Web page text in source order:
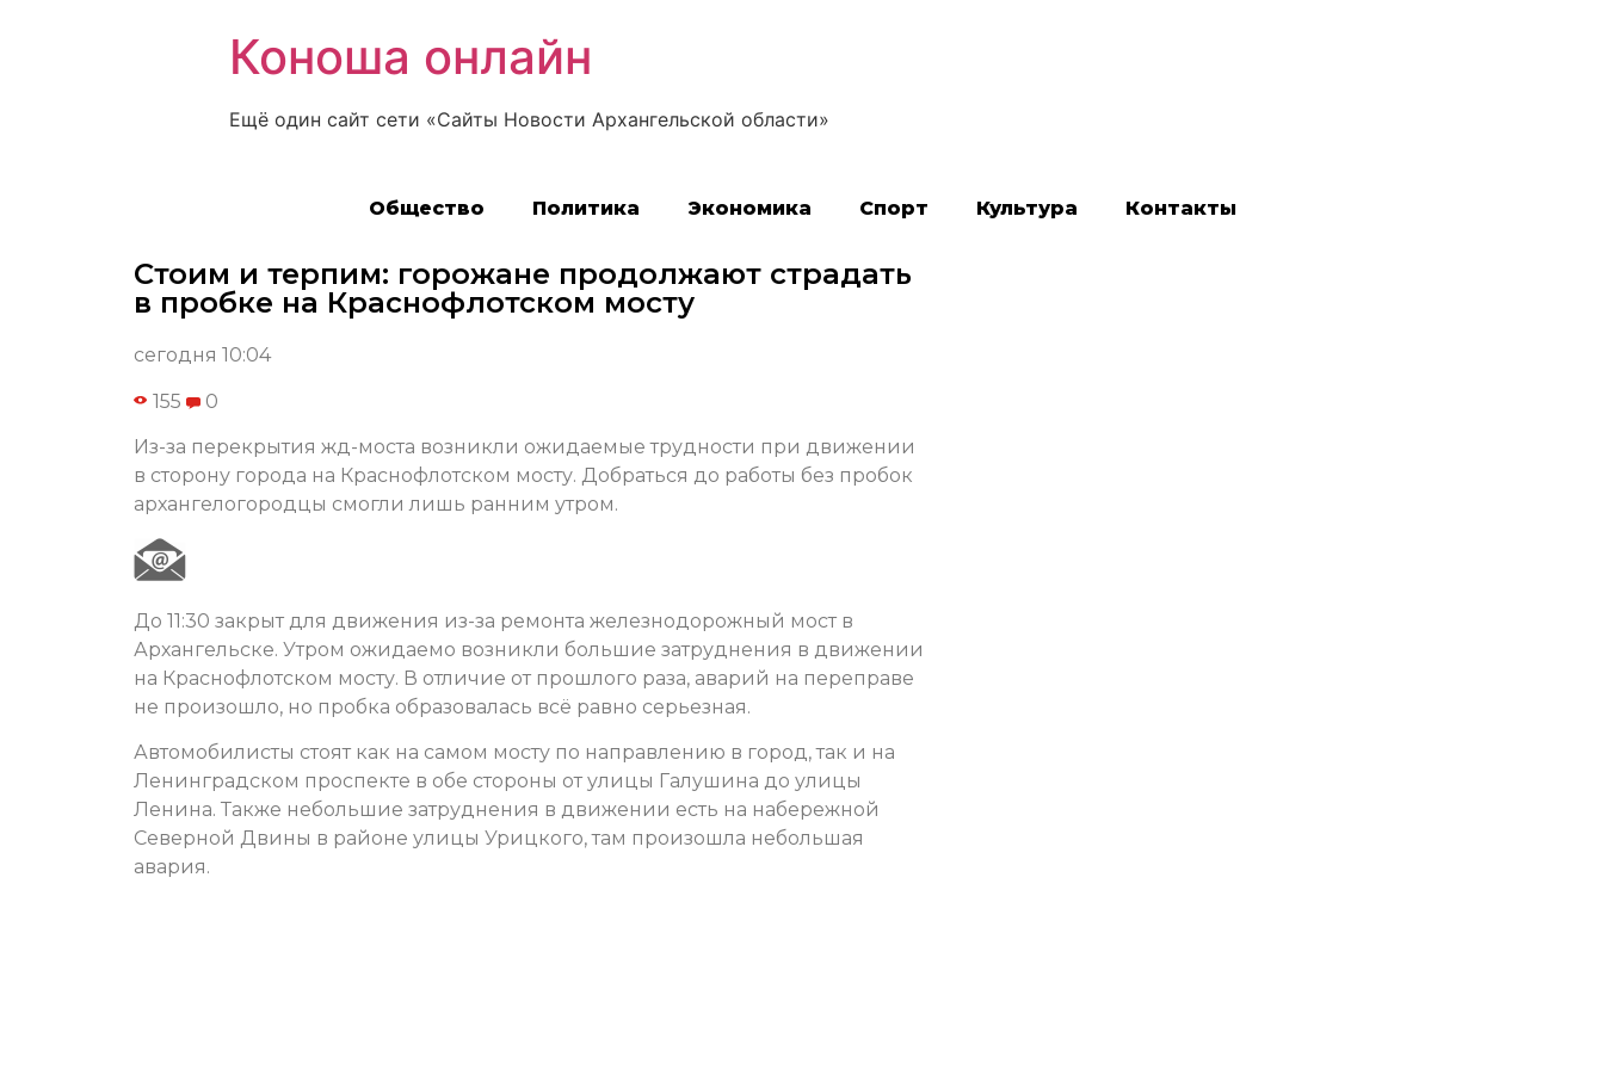
Коноша онлайн
Ещё один сайт сети «Сайты Новости Архангельской области»
Общество Политика Экономика Спорт Культура Контакты
Стоим и терпим: горожане продолжают страдать
в пробке на Краснофлотском мосту
сегодня 10:04
155 0
Из-за перекрытия жд-моста возникли ожидаемые трудности при движении
в сторону города на Краснофлотском мосту. Добраться до работы без пробок
архангелогородцы смогли лишь ранним утром.
До 11:30 закрыт для движения из-за ремонта железнодорожный мост в
Архангельске. Утром ожидаемо возникли большие затруднения в движении
на Краснофлотском мосту. В отличие от прошлого раза, аварий на переправе
не произошло, но пробка образовалась всё равно серьезная.
Автомобилисты стоят как на самом мосту по направлению в город, так и на
Ленинградском проспекте в обе стороны от улицы Галушина до улицы
Ленина. Также небольшие затруднения в движении есть на набережной
Северной Двины в районе улицы Урицкого, там произошла небольшая
авария.